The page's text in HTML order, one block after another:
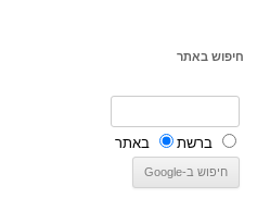
חיפוש באתר
ברשת באתר